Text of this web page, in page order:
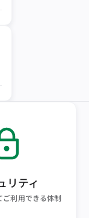
リティ
ご利用できる体制